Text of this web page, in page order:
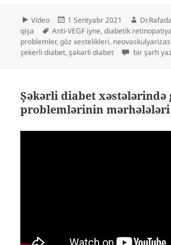
Format
Video
Yayım
tarixi
1 Sentyabr 2021 Müəllif
qişa
Etiketlər
Anti-VEGF iyne,diabetik retinopatiya
problemler,göz xestelikleri,
şekerli diabet,şəkərli diabet Şəkərli
bir şərh
Şəkərli diabet xəstələrində
problemlərinin mərhələləri